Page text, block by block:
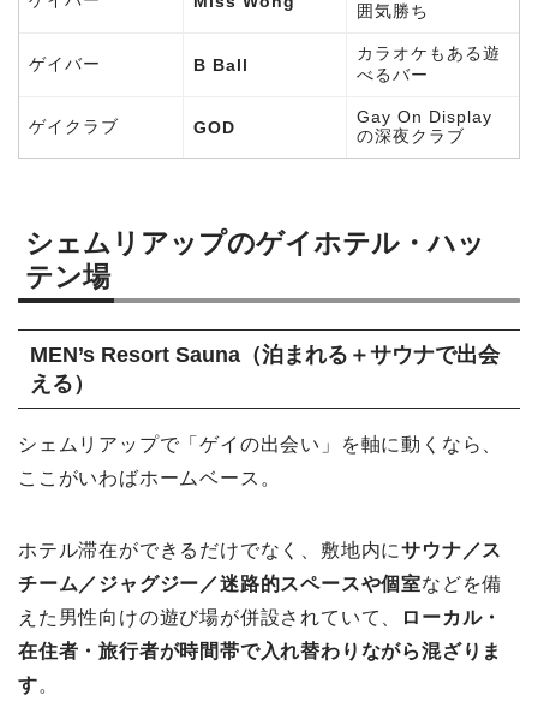
囲気勝ち
ゲイバー B Ball
カラオケもある遊
べるバー
ゲイクラブ GOD
Gay On Display
の深夜クラブ
シェムリアップのゲイホテル・ハッ
テン場
MEN’s Resort Sauna（泊まれる＋サウナで出会
える）
シェムリアップで「ゲイの出会い」を軸に動くなら、
ここがいわばホームベース。
ホテル滞在ができるだけでなく、敷地内にサウナ／ス
チーム／ジャグジー／迷路的スペースや個室などを備
えた男性向けの遊び場が併設されていて、
ローカル・
在住者・旅行者が時間帯で入れ替わりながら混ざりま
す。